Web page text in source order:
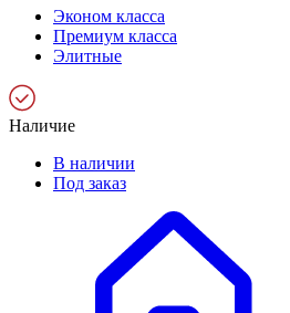
Эконом класса
Премиум класса
Элитные
Наличие
В наличии
Под заказ